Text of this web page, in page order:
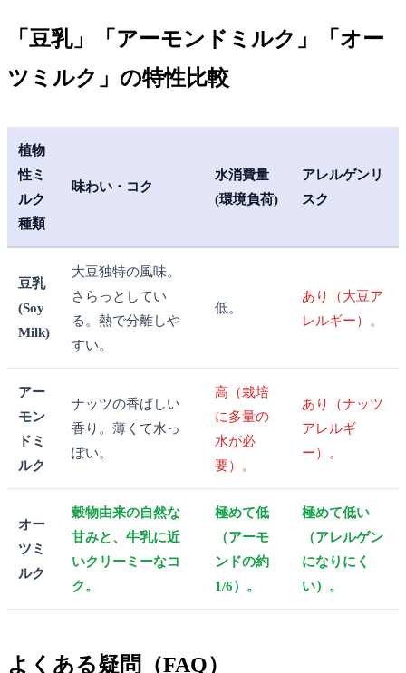
「豆乳」「アーモンドミルク」「オー
ツミルク」の特性比較
植物
性ミ
ルク
種類
味わい・コク
水消費量
(環境負荷)
アレルゲンリ
スク
豆乳
(Soy
Milk)
大豆独特の風味。
さらっとしてい
る。熱で分離しや
すい。
低。
あり（大豆ア
レルギー）。
アー
モン
ドミ
ルク
ナッツの香ばしい
香り。薄くて水っ
ぽい。
高（栽培
に多量の
水が必
要）。
あり（ナッツ
アレルギ
ー）。
オー
ツミ
ルク
穀物由来の自然な
甘みと、牛乳に近
いクリーミーなコ
ク。
極めて低
（アーモ
ンドの約
1/6）。
極めて低い
（アレルゲン
になりにく
い）。
よくある疑問（FAQ）